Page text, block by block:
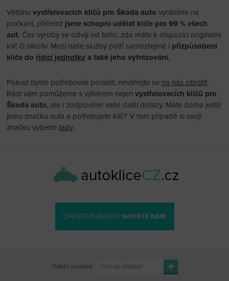
Většinuvystřelovacích klíčů pro Škoda auto vyrábíme na
počkání, přičemž jsme schopni udělat klíče pro 99 % všech
aut. Čas výroby se odvíjí od toho, zda máte k dispozici originální
klíč či nikoliv. Mezi naše služby patří samozřejmě i přizpůsobení
klíče do řídící jednotky a také jeho vyfrézování.
Pokud byste potřebovali poradit, neváhejte se na nás obrátit.
Rádi vám pomůžeme s výběrem nejenvystřelovacích klíčů pro
Škoda auto, ale i zodpovíme vaše další dotazy. Máte doma ještě
jinou značku auta a potřebujete klíč? V tom případě si svoji
značku vybertetady.
CHCETE PORADIT? NAPIŠTE NÁM
Odběr novinek